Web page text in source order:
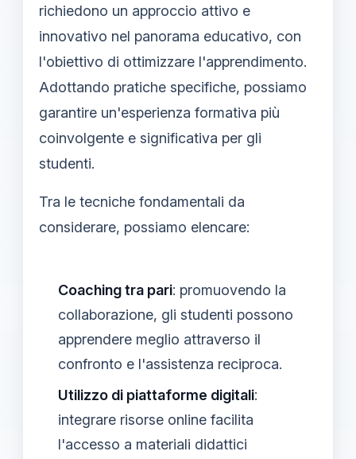
richiedono un approccio attivo e
innovativo nel panorama educativo, con
l'obiettivo di ottimizzare l'apprendimento.
Adottando pratiche specifiche, possiamo
garantire un'esperienza formativa più
coinvolgente e significativa per gli
studenti.
Tra le tecniche fondamentali da
considerare, possiamo elencare:
Coaching tra pari: promuovendo la
collaborazione, gli studenti possono
apprendere meglio attraverso il
confronto e l'assistenza reciproca.
Utilizzo di piattaforme digitali:
integrare risorse online facilita
l'accesso a materiali didattici